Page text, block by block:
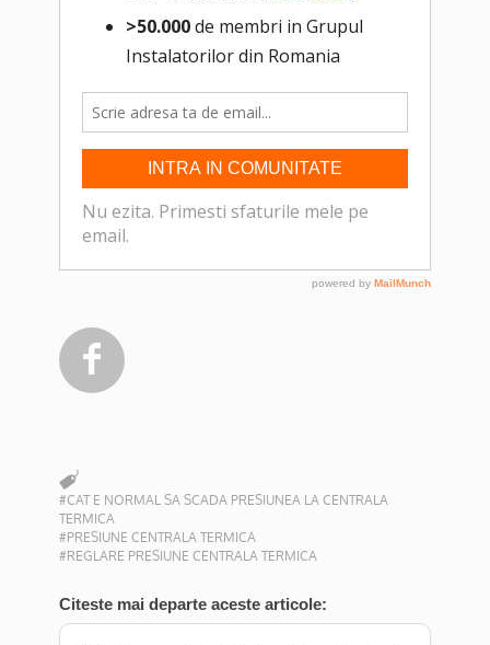

#CAT E NORMAL SA SCADA PRESIUNEA LA CENTRALA
TERMICA
#PRESIUNE CENTRALA TERMICA
#REGLARE PRESIUNE CENTRALA TERMICA
Citeste mai departe aceste articole: